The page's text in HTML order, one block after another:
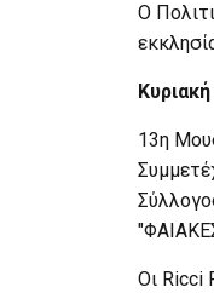
Ο
13η
Οι Ricci